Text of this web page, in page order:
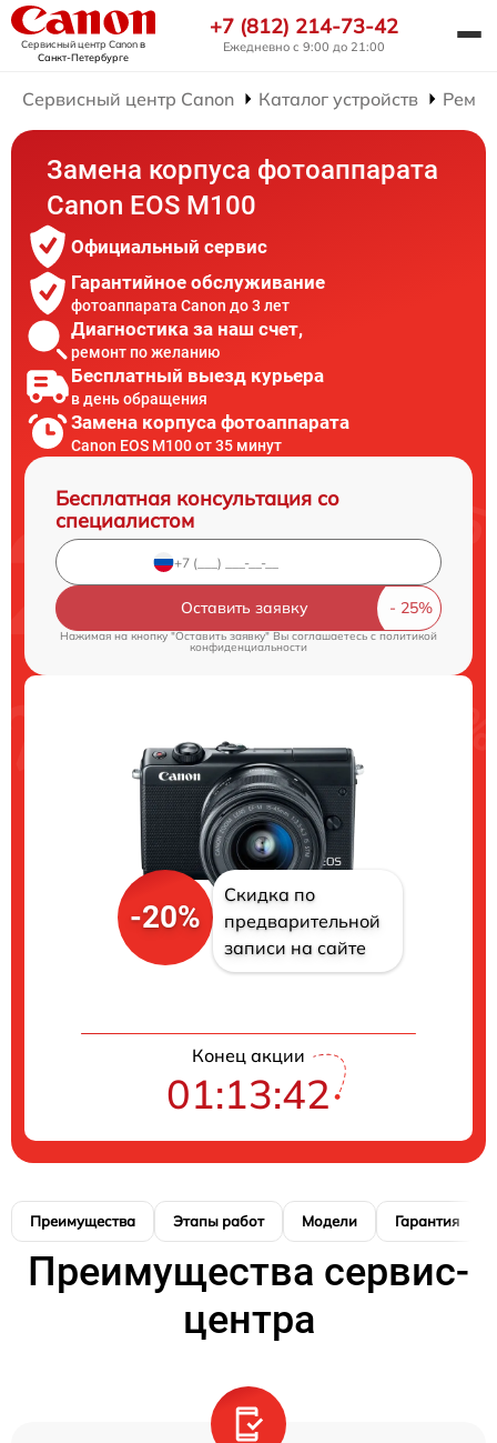
Сервисный центр Canonв
Санкт-Петербурге
+7 (812) 214-73-42
Ежедневно с 9:00 до 21:00
Сервисный центр Canon Каталог устройств
Замена корпуса фотоаппарата
Canon EOS M100
Официальный сервис
Гарантийное обслуживание
фотоаппарата Canon до 3 лет
Диагностика за наш счет,
ремонт по желанию
Бесплатный выезд курьера
в день обращения
Замена корпуса фотоаппарата
Canon EOS M100 от 35 минут
Бесплатная консультация со
специалистом
Оставить заявку
Нажимая на кнопку "Оставить заявку" Вы соглашаетесь cполитикой
конфиденциальности
-20%
Скидка по
предварительной
записи на сайте
Конец акции
01:13:41
Преимущества Этапы работ Модели Гарантия
Преимущества сервис-
центра